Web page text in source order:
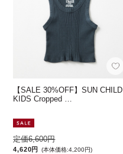
【SALE 30%OFF】SUN CHILD
KIDS Cropped …
定価6,600円
4,620円 (本体価格:4,200円)